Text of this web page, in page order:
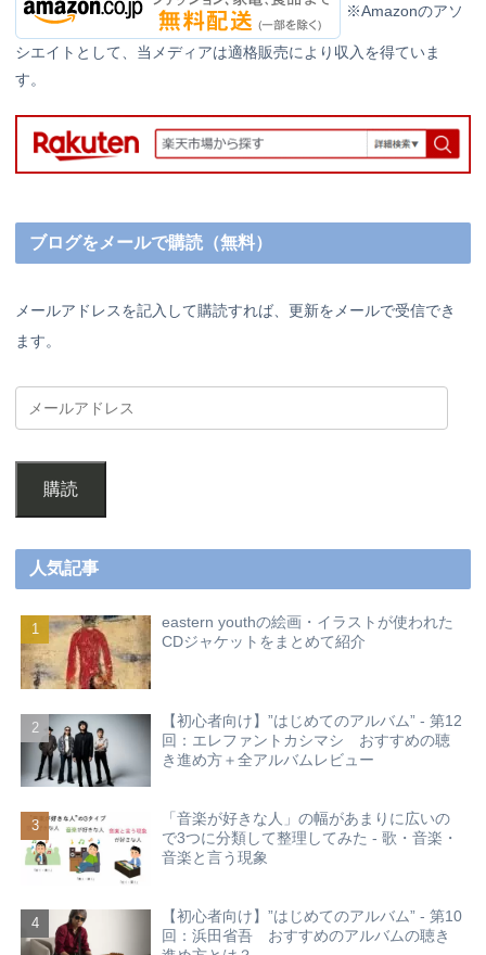
※Amazonのアソ
シエイトとして、当メディアは適格販売により収入を得ていま
す。
ブログをメールで購読（無料）
メールアドレスを記入して購読すれば、更新をメールで受信でき
ます。
購読
人気記事
eastern youthの絵画・イラストが使われた
CDジャケットをまとめて紹介
【初心者向け】”はじめてのアルバム” - 第12
回：エレファントカシマシ おすすめの聴
き進め方＋全アルバムレビュー
「音楽が好きな人」の幅があまりに広いの
で3つに分類して整理してみた - 歌・音楽・
音楽と言う現象
【初心者向け】”はじめてのアルバム” - 第10
回：浜田省吾 おすすめのアルバムの聴き